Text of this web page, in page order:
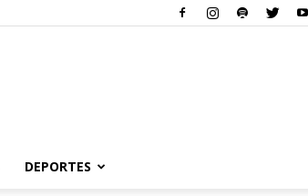
DEPORTES